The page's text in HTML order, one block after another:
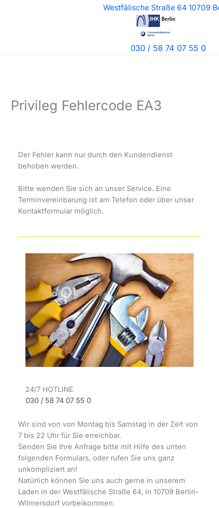
Westfälische Straße 64 10709
030 / 58 74 07 55 0
Privileg Fehlercode EA3
Der Fehler kann nur durch den Kundendienst
behoben werden.
Bitte wenden Sie sich an unser Service. Eine
Terminvereinbarung ist am Telefon oder über unser
Kontaktformular möglich.
24/7 HOTLINE
030 / 58 74 07 55 0
Wir sind von von Montag bis Samstag in der Zeit von
7 bis 22 Uhr für Sie erreichbar.
Senden Sie Ihre Anfrage bitte mit Hilfe des unten
folgenden Formulars, oder rufen Sie uns ganz
unkompliziert an!
Natürlich können Sie uns auch gerne in unserem
Laden in der Westfälische Straße 64, in 10709 Berlin-
Wilmersdorf vorbeikommen.